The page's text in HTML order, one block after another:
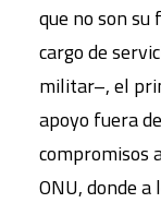
que no son su
cargo de
militar–, el
apoyo fuera
compromisos
ONU, donde a